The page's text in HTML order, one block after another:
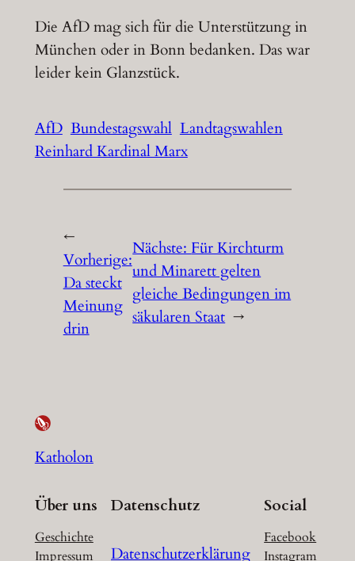
Die AfD mag sich für die Unterstützung in
München oder in Bonn bedanken. Das war
leider kein Glanzstück.
AfD Bundestagswahl Landtagswahlen
Reinhard Kardinal Marx
←
Vorherige:
Da steckt
Meinung
drin
Nächste:Für Kirchturm
und Minarett gelten
gleiche Bedingungen im
säkularen Staat →
Katholon
Über uns
Geschichte
Impressum
Datenschutz
Datenschutzerklärung
Social
Facebook
Instagram